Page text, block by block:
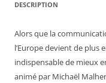
DESCRIPTION
Alors que la
l’Europe devient de plus
indispensable de mieux
animé par Michaël